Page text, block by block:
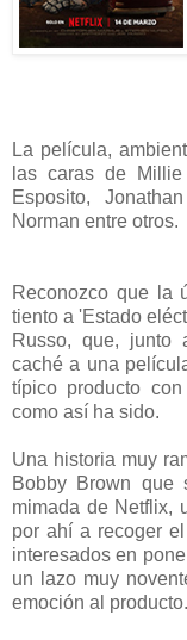
La película,
las caras de
Esposito,
Norman entre otros.
Reconozco que la
tiento a 'Estado
Russo, que, junto
caché a una
típico producto
como así ha sido.
Una historia muy
Bobby Brown que
mimada de Netflix,
por ahí a recoger
interesados en
un lazo muy
emoción al producto.